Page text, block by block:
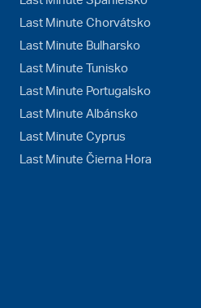
Last Minute Chorvátsko
Last Minute Bulharsko
Last Minute Tunisko
Last Minute Portugalsko
Last Minute Albánsko
Last Minute Cyprus
Last Minute Čierna Hora